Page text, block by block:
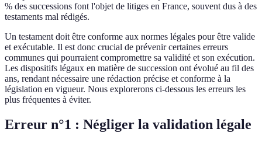
% des successions font l'objet de litiges en France, souvent dus à des
testaments mal rédigés.
Un testament doit être conforme aux normes légales pour être valide
et exécutable. Il est donc crucial de prévenir certaines erreurs
communes qui pourraient compromettre sa validité et son exécution.
Les dispositifs légaux en matière de succession ont évolué au fil des
ans, rendant nécessaire une rédaction précise et conforme à la
législation en vigueur. Nous explorerons ci-dessous les erreurs les
plus fréquentes à éviter.
Erreur n°1 : Négliger la validation légale